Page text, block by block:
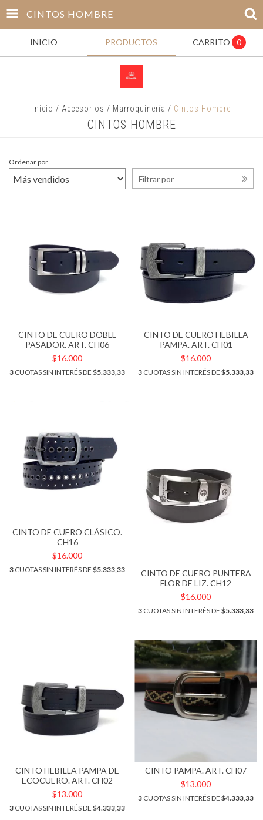
CINTOS HOMBRE
INICIO PRODUCTOS CARRITO 0
Inicio / Accesorios / Marroquinería / Cintos Hombre
CINTOS HOMBRE
Ordenar por
Filtrar por
CINTO DE CUERO DOBLE
PASADOR. ART. CH06
$16.000
3 CUOTAS SIN INTERÉS DE $5.333,33
CINTO DE CUERO HEBILLA
PAMPA. ART. CH01
$16.000
3 CUOTAS SIN INTERÉS DE $5.333,33
CINTO DE CUERO CLÁSICO.
CH16
$16.000
3 CUOTAS SIN INTERÉS DE $5.333,33
CINTO DE CUERO PUNTERA
FLOR DE LIZ. CH12
$16.000
3 CUOTAS SIN INTERÉS DE $5.333,33
CINTO HEBILLA PAMPA DE
ECOCUERO. ART. CH02
$13.000
3 CUOTAS SIN INTERÉS DE $4.333,33
CINTO PAMPA. ART. CH07
$13.000
3 CUOTAS SIN INTERÉS DE $4.333,33